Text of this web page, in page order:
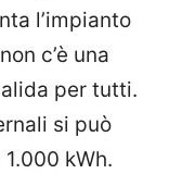
l’impianto
c’è una
per tutti.
si può
kWh.